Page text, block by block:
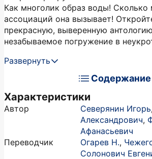
Как многолик образ воды! Сколько
ассоциаций она вызывает!
прекрасную, выверенную
незабываемое погружение в
Развернуть
Содержание
Характеристики
Автор Северянин Игорь,
Александрович,
Афанасьевич
Переводчик
Огарев Н.,
Солонович